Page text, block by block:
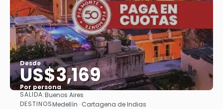
Desde
US$3,169
Por persona
SALIDA:Buenos Aires
DESTINOSMedellín · Cartagena de Indias